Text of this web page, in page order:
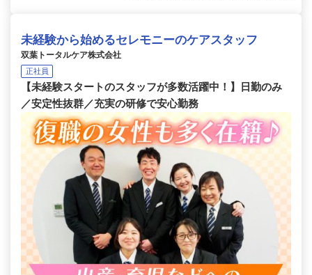
未経験から始めるセレモニーのケアスタッフ
双葉トータルケア株式会社
正社員
【未経験スタートのスタッフが多数活躍中！】日勤のみ
／安定性抜群／充実の研修で安心勤務